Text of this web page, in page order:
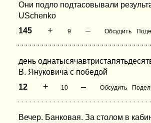
Они подло подтасовывали
USchenko
145
+ 9 – Обсудить
день
В. Януковича с победой
12
+ 10 – Обсудить
Вечер. Банковая. За столом в